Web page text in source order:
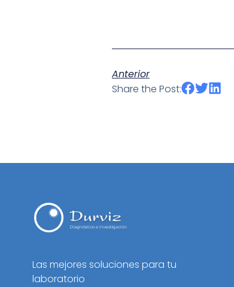
Anterior
Share the Post:
Las mejores soluciones para tu
laboratorio